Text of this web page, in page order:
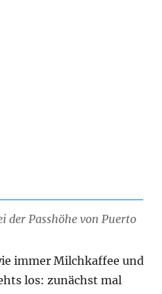
der Passhöhe von Puerto
immer Milchkaffee und
los: zunächst mal